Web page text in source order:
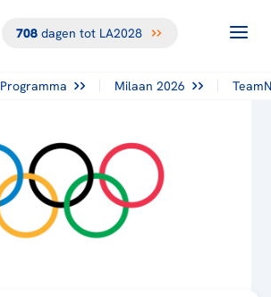
708dagen tot LA2028
Programma Milaan 2026